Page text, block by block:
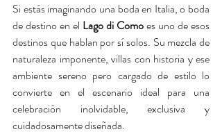
Si estás imaginando una boda en Italia, o boda
de destino en el Lago di Como es uno de esos
destinos que hablan por sí solos. Su mezcla de
naturaleza imponente, villas con historia y ese
ambiente sereno pero cargado de estilo lo
convierte en el escenario ideal para una
celebración inolvidable, exclusiva y
cuidadosamente diseñada.